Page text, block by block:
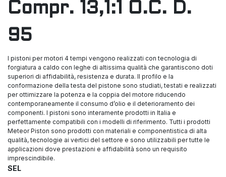
Compr. 13,1:1 O.C. D.
95
I pistoni per motori 4 tempi vengono realizzati con tecnologia di
forgiatura a caldo con leghe di altissima qualità che garantiscono doti
superiori di affidabilità, resistenza e durata. Il profilo e la
conformazione della testa del pistone sono studiati, testati e realizzati
per ottimizzare la potenza e la coppia del motore riducendo
contemporaneamente il consumo d’olio e il deterioramento dei
componenti. I pistoni sono interamente prodotti in Italia e
perfettamente compatibili con i modelli di riferimento. Tutti i prodotti
Meteor Piston sono prodotti con materiali e componentistica di alta
qualità, tecnologie ai vertici del settore e sono utilizzabili per tutte le
applicazioni dove prestazioni e affidabilità sono un requisito
imprescindibile.
SEL